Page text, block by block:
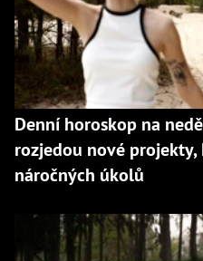
Denní horoskop na
rozjedou nové projekty,
náročných úkolů